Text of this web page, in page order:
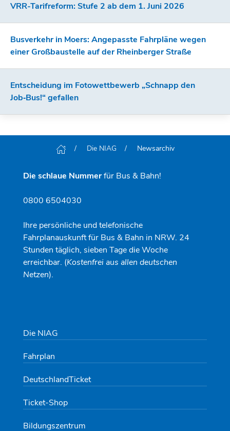
VRR-Tarifreform: Stufe 2 ab dem 1. Juni 2026
Busverkehr in Moers: Angepasste Fahrpläne wegen
einer Großbaustelle auf der Rheinberger Straße
Entscheidung im Fotowettbewerb „Schnapp den
Job‑Bus!“ gefallen
Die NIAG Newsarchiv
Die schlaue Nummerfür Bus & Bahn!
0800 6504030
Ihre persönliche und telefonische
Fahrplanauskunft für Bus & Bahn in NRW. 24
Stunden täglich, sieben Tage die Woche
erreichbar. (Kostenfrei aus allen deutschen
Netzen).
Die NIAG
Fahrplan
DeutschlandTicket
Ticket-Shop
Bildungszentrum